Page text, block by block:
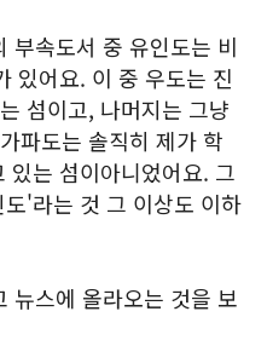
부속도서 중 유인도는 비
있어요. 이 중 우도는 진
섬이고, 나머지는 그냥
파도는 솔직히 제가 학
있는 섬이아니었어요. 그
'라는 것 그 이상도 이하
뉴스에 올라오는 것을 보